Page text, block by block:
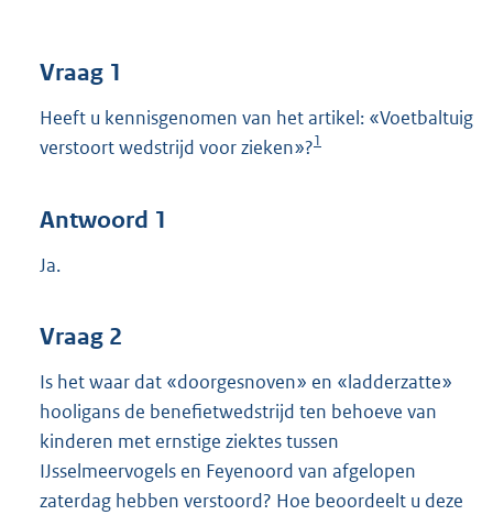
Vraag 1
Heeft u kennisgenomen van het artikel: «Voetbaltuig
verstoort wedstrijd voor zieken»?1
Antwoord 1
Ja.
Vraag 2
Is het waar dat «doorgesnoven» en «ladderzatte»
hooligans de benefietwedstrijd ten behoeve van
kinderen met ernstige ziektes tussen
IJsselmeervogels en Feyenoord van afgelopen
zaterdag hebben verstoord? Hoe beoordeelt u deze